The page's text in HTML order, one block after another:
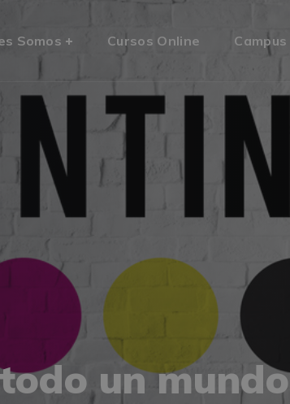
Somos Cursos Online Campus
un mundo